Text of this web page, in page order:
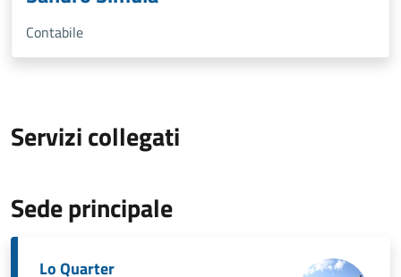
Contabile
Servizi collegati
Sede principale
Lo Quarter